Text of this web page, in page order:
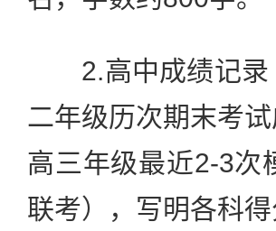
2.高中成绩记录
二年级历次期末考
高三年级最近2-3次
联考），写明各科